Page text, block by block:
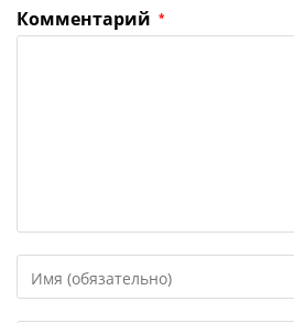
Комментарий *
свое